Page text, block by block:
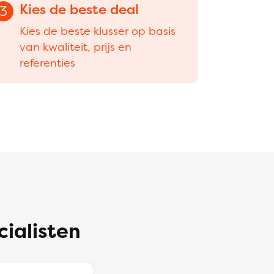
3 Kies de beste deal
Kies de beste klusser op basis
van kwaliteit, prijs en
referenties